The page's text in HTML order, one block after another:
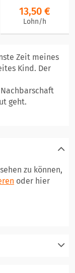
13,50 €
Lohn/h
Zeit meines
Kind. Der
geht.
zu können,
oder hier